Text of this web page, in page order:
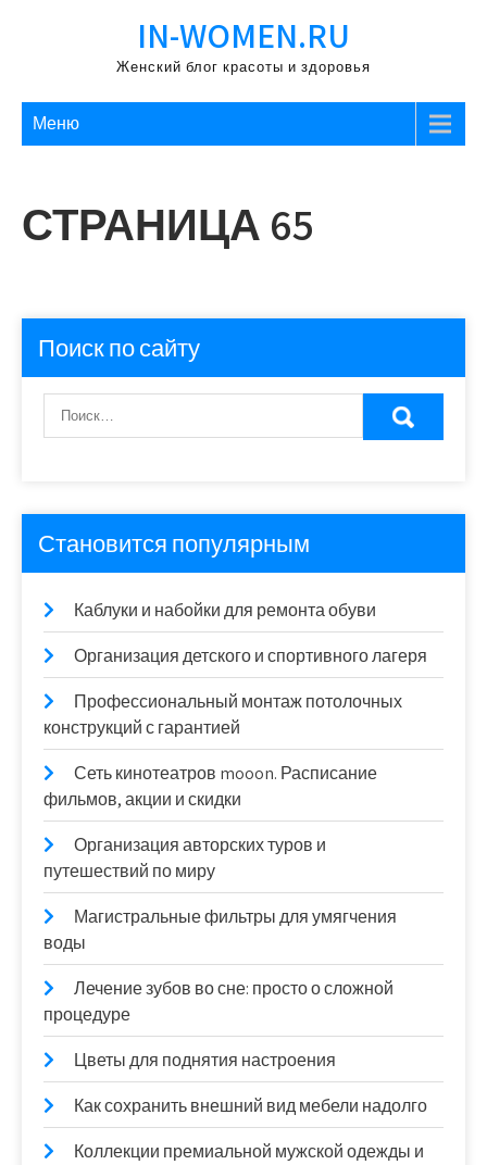
IN-WOMEN.RU
Женский блог красоты и здоровья
Меню
СТРАНИЦА 65
Поиск по сайту
Становится популярным
Каблуки и набойки для ремонта обуви
Организация детского и спортивного лагеря
Профессиональный монтаж потолочных
конструкций с гарантией
Сеть кинотеатров mooon. Расписание
фильмов, акции и скидки
Организация авторских туров и
путешествий по миру
Магистральные фильтры для умягчения
воды
Лечение зубов во сне: просто о сложной
процедуре
Цветы для поднятия настроения
Как сохранить внешний вид мебели надолго
Коллекции премиальной мужской одежды и